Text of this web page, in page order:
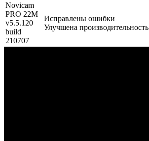
Novicam
PRO 22M
v5.5.120
build
210707
Исправлены ошибки
Улучшена производительность